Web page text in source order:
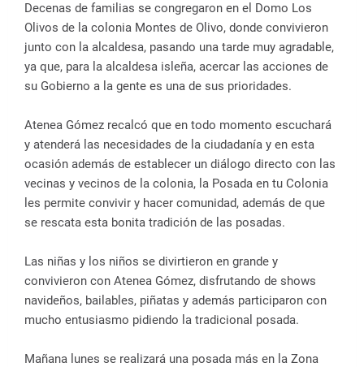
Decenas de familias se congregaron en el Domo Los
Olivos de la colonia Montes de Olivo, donde convivieron
junto con la alcaldesa, pasando una tarde muy agradable,
ya que, para la alcaldesa isleña, acercar las acciones de
su Gobierno a la gente es una de sus prioridades.
Atenea Gómez recalcó que en todo momento escuchará
y atenderá las necesidades de la ciudadanía y en esta
ocasión además de establecer un diálogo directo con las
vecinas y vecinos de la colonia, la Posada en tu Colonia
les permite convivir y hacer comunidad, además de que
se rescata esta bonita tradición de las posadas.
Las niñas y los niños se divirtieron en grande y
convivieron con Atenea Gómez, disfrutando de shows
navideños, bailables, piñatas y además participaron con
mucho entusiasmo pidiendo la tradicional posada.
Mañana lunes se realizará una posada más en la Zona